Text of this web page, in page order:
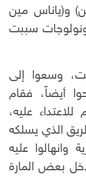
و(ياناس مين
سببت
وسعوا إلى
أيضاً، فقام
عليه،
الذي يسلكه
عليه
بعض المارة